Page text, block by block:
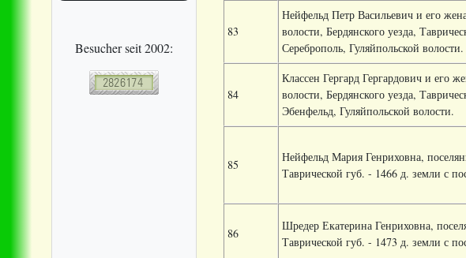
Besucher seit 2002:
83
Нейфельд Петр Васильевич и его
волости, Бердянского уезда,
Сереброполь, Гуляйпольской волости.
84
Классен Гергард Гергардович и его
волости, Бердянского уезда,
Эбенфельд, Гуляйпольской волости.
85
Нейфельд Мария Генриховна,
Таврической губ. - 1466 д. земли с
86
Шредер Екатерина Генриховна,
Таврической губ. - 1473 д. земли с